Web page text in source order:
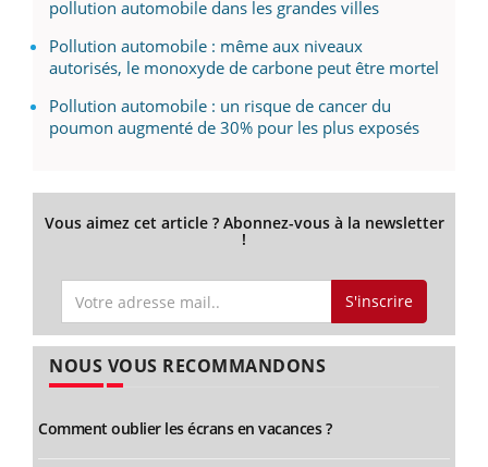
pollution automobile dans les grandes villes
Pollution automobile : même aux niveaux
autorisés, le monoxyde de carbone peut être mortel
Pollution automobile : un risque de cancer du
poumon augmenté de 30% pour les plus exposés
Vous aimez cet article ? Abonnez-vous à la newsletter
!
S'inscrire
NOUS VOUS RECOMMANDONS
Comment oublier les écrans en vacances ?